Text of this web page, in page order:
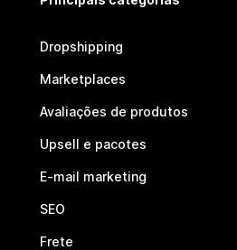
Dropshipping
Marketplaces
Avaliações de produtos
Upsell e pacotes
E-mail marketing
SEO
Frete